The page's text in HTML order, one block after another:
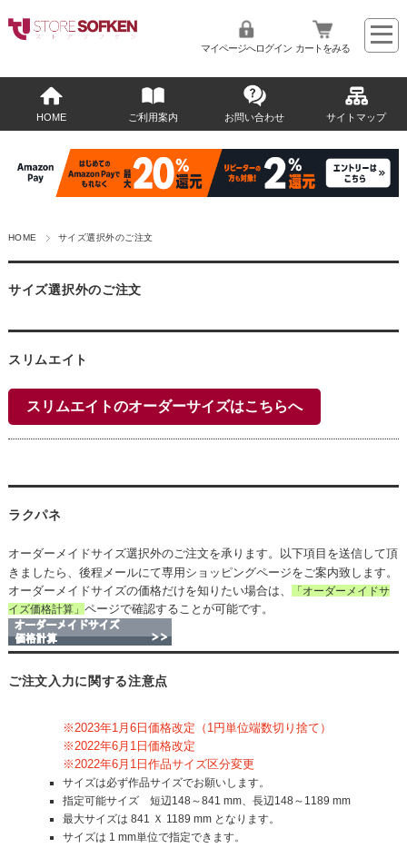
マイページへログイン カートをみる
HOME ご利用案内 お問い合わせ サイトマップ
HOME サイズ選択外のご注文
サイズ選択外のご注文
スリムエイト
スリムエイトのオーダーサイズはこちらへ
ラクパネ
オーダーメイドサイズ選択外のご注文を承ります。以下項目を送信して頂
きましたら、後程メールにて専用ショッピングページをご案内致します。
オーダーメイドサイズの価格だけを知りたい場合は、
「オーダーメイドサ
イズ価格計算」 ページで確認することが可能です。
ご注文入力に関する注意点
※2023年1月6日価格改定（1円単位端数切り捨て）
※2022年6月1日価格改定
※2022年6月1日作品サイズ区分変更
サイズは必ず作品サイズでお願いします。
指定可能サイズ 短辺148～841 mm、長辺148～1189 mm
最大サイズは 841 Ｘ 1189 mm となります。
サイズは 1 mm単位で指定できます。